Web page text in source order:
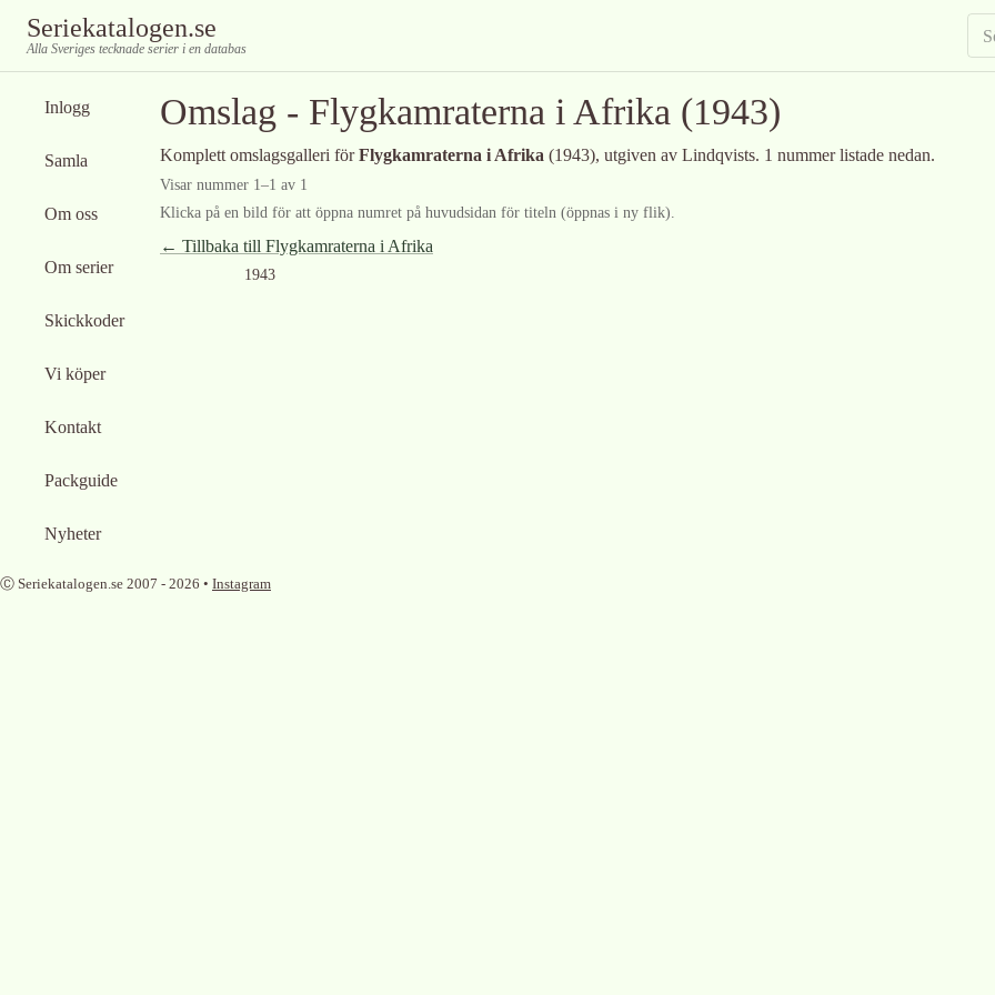
Seriekatalogen.se
Alla Sveriges tecknade serier i en databas
Inlogg
Samla
Om oss
Om serier
Skickkoder
Vi köper
Kontakt
Packguide
Nyheter
Omslag - Flygkamraterna i Afrika (1943)
Komplett omslagsgalleri förFlygkamraterna i Afrika (1943), utgiven av Lindqvists. 1 nummer listade nedan.
Visar nummer 1–1 av 1
Klicka på en bild för att öppna numret på huvudsidan för titeln (öppnas i ny flik).
← Tillbaka till Flygkamraterna i Afrika
1943
Ⓒ Seriekatalogen.se 2007 - 2026 • Instagram